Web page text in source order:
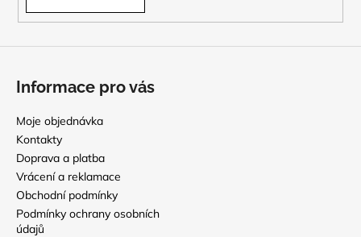
Informace pro vás
Moje objednávka
Kontakty
Doprava a platba
Vrácení a reklamace
Obchodní podmínky
Podmínky ochrany osobních
údajů